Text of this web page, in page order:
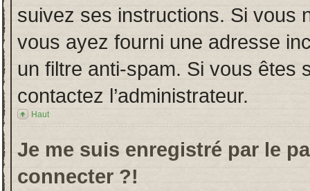
suivez ses instructions. Si vous
vous ayez fourni une adresse
un filtre anti-spam. Si vous êtes
contactez l’administrateur.
Haut
Je me suis enregistré par le
connecter ?!